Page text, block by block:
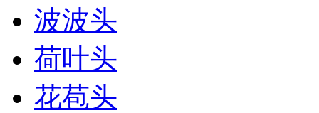
波波头
荷叶头
花苞头